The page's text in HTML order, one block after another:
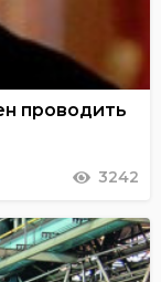
проводить
3242